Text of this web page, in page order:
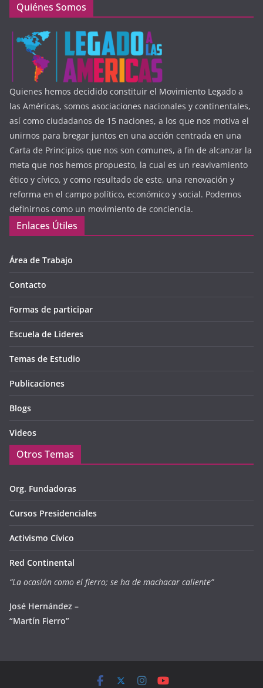
Quiénes Somos
Quienes hemos decidido constituir el Movimiento Legado a
las Américas, somos asociaciones nacionales y continentales,
así como ciudadanos de 15 naciones, a los que nos motiva el
unirnos para bregar juntos en una acción centrada en una
Carta de Principios que nos son comunes, a fin de alcanzar la
meta que nos hemos propuesto, la cual es un reavivamiento
ético y cívico, y como resultado de este, una renovación y
reforma en el campo político, económico y social. Podemos
definirnos como un movimiento de conciencia.
Enlaces Útiles
Área de Trabajo
Contacto
Formas de participar
Escuela de Lideres
Temas de Estudio
Publicaciones
Blogs
Videos
Otros Temas
Org. Fundadoras
Cursos Presidenciales
Activismo Cívico
Red Continental
“La ocasión como el fierro; se ha de machacar caliente”
José Hernández –
“Martín Fierro”